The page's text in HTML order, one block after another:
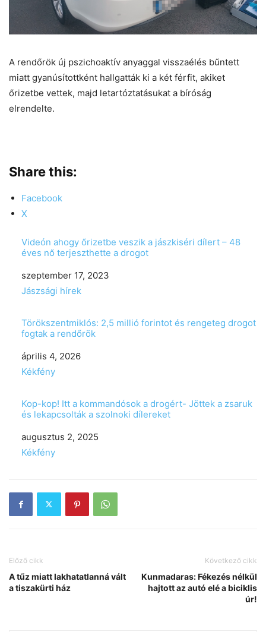
A rendőrök új pszichoaktív anyaggal visszaélés bűntett
miatt gyanúsítottként hallgatták ki a két férfit, akiket
őrizetbe vettek, majd letartóztatásukat a bíróság
elrendelte.
Share this:
Facebook
X
Videón ahogy őrizetbe veszik a jászkiséri dílert – 48
éves nő terjeszthette a drogot
Date
szeptember 17, 2023
In relation to
Jászsági hírek
Törökszentmiklós: 2,5 millió forintot és rengeteg drogot
fogtak a rendőrök
Date
április 4, 2026
In relation to
Kékfény
Kop-kop! Itt a kommandósok a drogért- Jöttek a zsaruk
és lekapcsolták a szolnoki dílereket
Date
augusztus 2, 2025
In relation to
Kékfény
Előző cikk
A tűz miatt lakhatatlanná vált
a tiszakürti ház
Következő cikk
Kunmadaras: Fékezés nélkül
hajtott az autó elé a biciklis
úr!